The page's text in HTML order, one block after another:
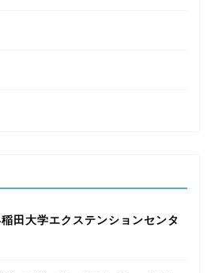
稲田大学エクステンションセンタ